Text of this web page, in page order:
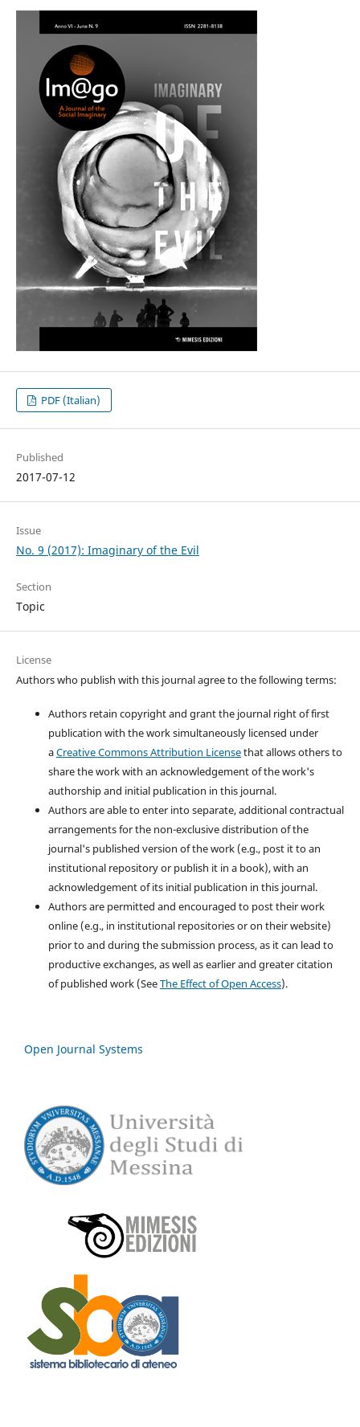
PDF (Italian)
Published
2017-07-12
Issue
No. 9 (2017): Imaginary of the Evil
Section
Topic
License
Authors who publish with this journal agree to the following terms:
Authors retain copyright and grant the journal right of first
publication with the work simultaneously licensed under
aCreative Commons Attribution Licensethat allows others to
share the work with an acknowledgement of the work's
authorship and initial publication in this journal.
Authors are able to enter into separate, additional contractual
arrangements for the non-exclusive distribution of the
journal's published version of the work (e.g., post it to an
institutional repository or publish it in a book), with an
acknowledgement of its initial publication in this journal.
Authors are permitted and encouraged to post their work
online (e.g., in institutional repositories or on their website)
prior to and during the submission process, as it can lead to
productive exchanges, as well as earlier and greater citation
of published work (SeeThe Effect of Open Access).
Open Journal Systems